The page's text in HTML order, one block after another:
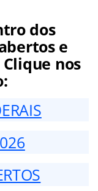
dos
e
nos